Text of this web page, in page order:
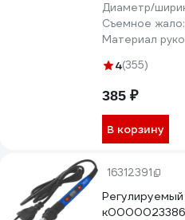
Диаметр/
Съемное жало:
Материал
4(355)
385 ₽
В корзину
16312391
к0000023386